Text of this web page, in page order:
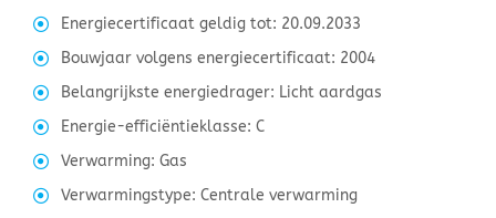
Energiecertificaat geldig tot: 20.09.2033
Bouwjaar volgens energiecertificaat: 2004
Belangrijkste energiedrager: Licht aardgas
Energie-efficiëntieklasse: C
Verwarming: Gas
Verwarmingstype: Centrale verwarming